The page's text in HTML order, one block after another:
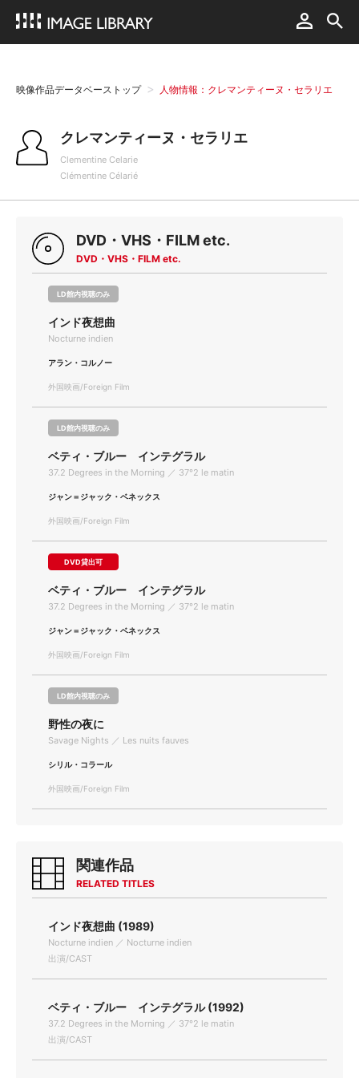
映像作品データベーストップ 人物情報：クレマンティーヌ・セラリエ
クレマンティーヌ・セラリエ
Clementine Celarie
Clémentine Célarié
DVD・VHS・FILM etc.
DVD・VHS・FILM etc.
LD館内視聴のみ
インド夜想曲
Nocturne indien
アラン・コルノー
外国映画/Foreign Film
LD館内視聴のみ
ベティ・ブルー インテグラル
37.2 Degrees in the Morning ／ 37°2 le matin
ジャン＝ジャック・ベネックス
外国映画/Foreign Film
DVD貸出可
ベティ・ブルー インテグラル
37.2 Degrees in the Morning ／ 37°2 le matin
ジャン＝ジャック・ベネックス
外国映画/Foreign Film
LD館内視聴のみ
野性の夜に
Savage Nights ／ Les nuits fauves
シリル・コラール
外国映画/Foreign Film
関連作品
RELATED TITLES
インド夜想曲 (1989)
Nocturne indien ／ Nocturne indien
出演/CAST
ベティ・ブルー インテグラル (1992)
37.2 Degrees in the Morning ／ 37°2 le matin
出演/CAST